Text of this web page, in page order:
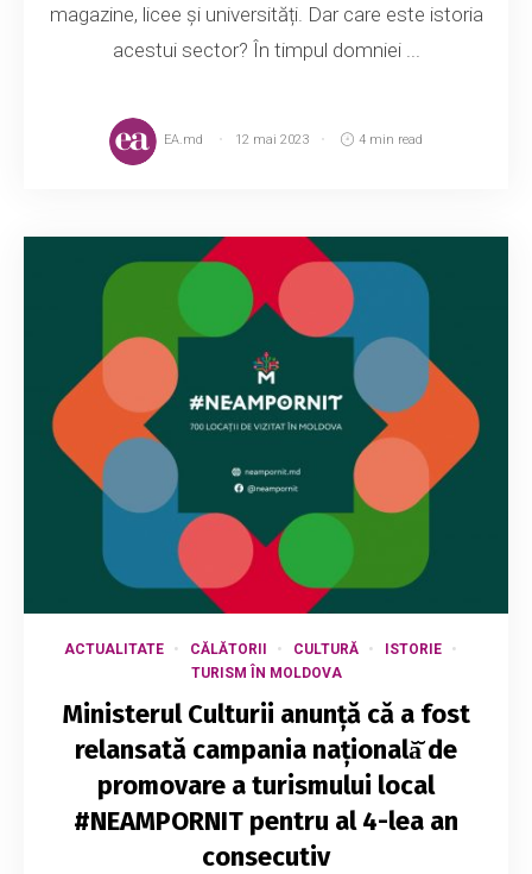
magazine, licee și universități. Dar care este istoria
acestui sector? În timpul domniei ...
EA.md 12 mai 2023 4 min read
ACTUALITATE CĂLĂTORII CULTURĂ
ISTORIE
TURISM ÎN MOLDOVA
Ministerul Culturii anunță că a fost
relansată campania națională̆ de
promovare a turismului local
#NEAMPORNIT pentru al 4-lea an
consecutiv